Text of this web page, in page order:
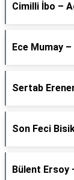
Cimilli İbo –
Ece Mumay
Sertab
Son Feci
Bülent Ersoy